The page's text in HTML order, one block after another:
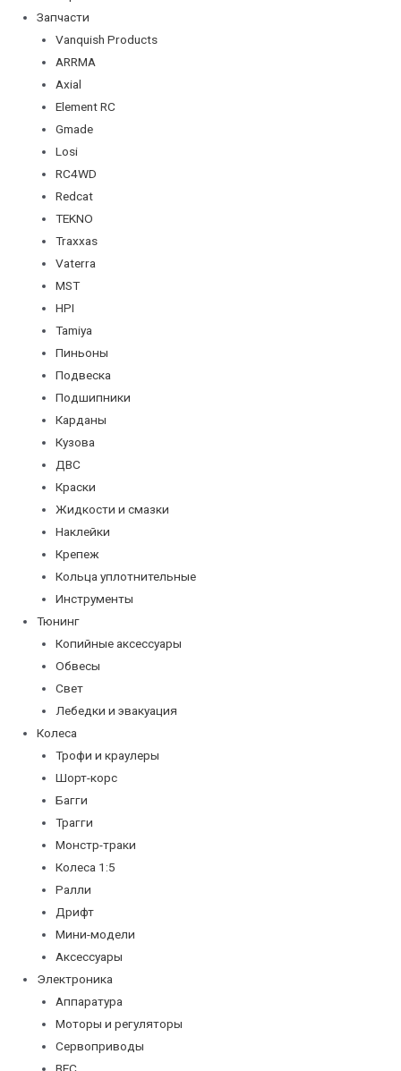
Запчасти
Vanquish Products
ARRMA
Axial
Element RC
Gmade
Losi
RC4WD
Redcat
TEKNO
Traxxas
Vaterra
MST
HPI
Tamiya
Пиньоны
Подвеска
Подшипники
Карданы
Кузова
ДВС
Краски
Жидкости и смазки
Наклейки
Крепеж
Кольца уплотнительные
Инструменты
Тюнинг
Копийные аксессуары
Обвесы
Свет
Лебедки и эвакуация
Колеса
Трофи и краулеры
Шорт-корс
Багги
Трагги
Монстр-траки
Колеса 1:5
Ралли
Дрифт
Мини-модели
Аксессуары
Электроника
Аппаратура
Моторы и регуляторы
Сервоприводы
BEC